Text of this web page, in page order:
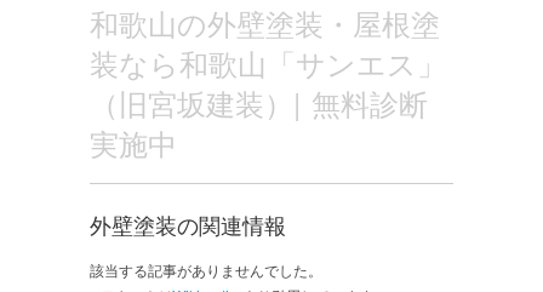
和歌山の外壁塗装・屋根塗
装なら和歌山「サンエス」
（旧宮坂建装）| 無料診断
実施中
外壁塗装の関連情報
該当する記事がありませんでした。